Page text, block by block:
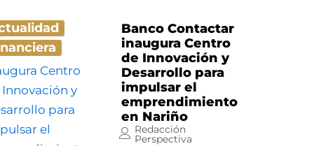
Banco Contactar
inaugura Centro
de Innovación y
Desarrollo para
impulsar el
emprendimiento
en Nariño
Redacción
Perspectiva